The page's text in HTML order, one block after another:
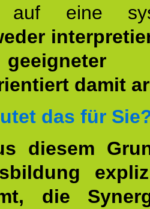
auf eine
damit
das für
diesem
die